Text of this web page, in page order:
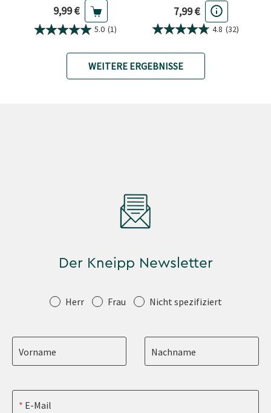
Aktueller Preis
9,99 €
5.0 (1)
Aktueller Preis
7,99 €
4.8 (32)
WEITERE ERGEBNISSE
Der Kneipp Newsletter
Anrede Herr Frau Nicht spezifiziert
Vorname Nachname
E-Mail